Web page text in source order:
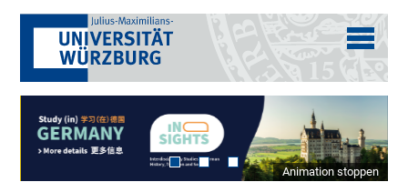
Animation stoppen